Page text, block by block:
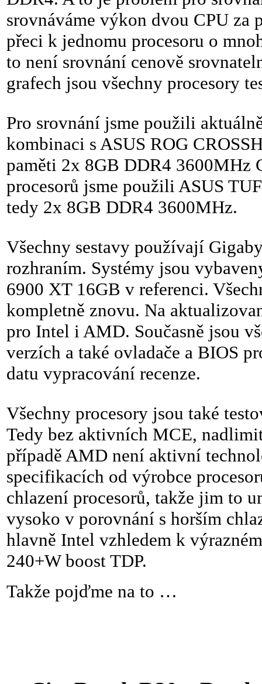
srovnáváme výkon dvou CPU za
přeci k jednomu procesoru o
to není srovnání cenově
grafech jsou všechny procesory
Pro srovnání jsme použili
kombinaci s ASUS ROG
paměti 2x 8GB DDR4 3600MHz
procesorů jsme použili ASUS
tedy 2x 8GB DDR4 3600MHz.
Všechny sestavy používají
rozhraním. Systémy jsou
6900 XT 16GB v referenci.
kompletně znovu. Na
pro Intel i AMD. Současně jsou
verzích a také ovladače a BIOS
datu vypracování recenze.
Všechny procesory jsou také
Tedy bez aktivních MCE,
případě AMD není aktivní
specifikacích od výrobce
chlazení procesorů, takže jim to
vysoko v porovnání s horším
hlavně Intel vzhledem k
240+W boost TDP.
Takže pojďme na to …